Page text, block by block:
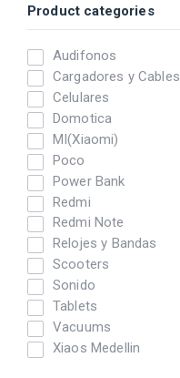
Product categories
Audifonos
Cargadores y Cables
Celulares
Domotica
MI(Xiaomi)
Poco
Power Bank
Redmi
Redmi Note
Relojes y Bandas
Scooters
Sonido
Tablets
Vacuums
Xiaos Medellin